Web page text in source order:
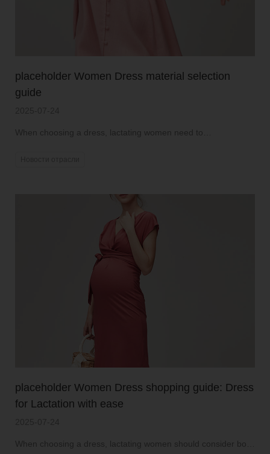
placeholder Women Dress material selection
guide
When choosing a dress, lactating women need to
placeholder Women Dress shopping guide: Dress
for Lactation with ease
When choosing a dress, lactating women should consider both